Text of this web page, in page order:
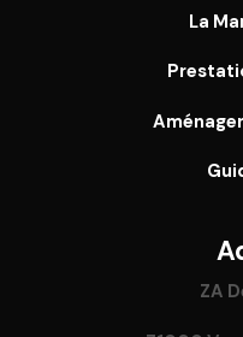
La
ZA